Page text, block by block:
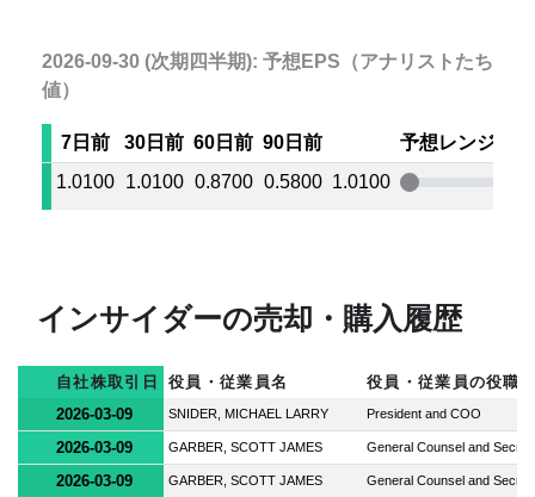
2026-09-30 (次期四半期): 予想EPS（アナリストたちの平
値）
7日前 30日前 60日前 90日前
予想レンジ
1.0100 1.0100 0.8700 0.5800 1.0100
インサイダーの売却・購入履歴
自社株取引日 役員・従業員名
役員・従業員の役職
2026-03-09
SNIDER, MICHAEL LARRY President and COO
2026-03-09 GARBER, SCOTT JAMES General Counsel and
2026-03-09 GARBER, SCOTT JAMES General Counsel and